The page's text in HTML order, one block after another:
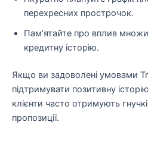
перехресних прострочок.
Пам’ятайте про вплив
кредитну історію.
Якщо ви задоволені умовами
підтримувати позитивну
клієнти часто отримують
пропозиції.